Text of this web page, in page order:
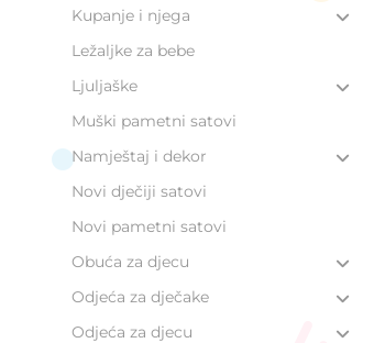
Kupanje i njega
Ležaljke za bebe
Ljuljaške
Muški pametni satovi
Namještaj i dekor
Novi dječiji satovi
Novi pametni satovi
Obuća za djecu
Odjeća za dječake
Odjeća za djecu